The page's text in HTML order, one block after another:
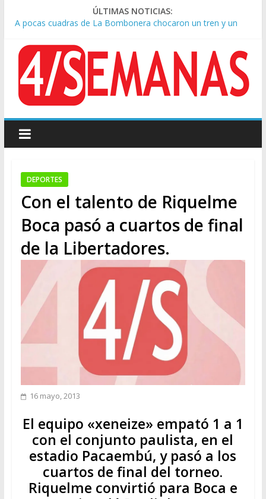
ÚLTIMAS NOTICIAS:
A pocas cuadras de La Bombonera chocaron un tren y un
colectivo: siete heridos
Día de San Cayetano: masiva marcha a Plaza de Mayo de
sindicatos y organizaciones sociales
Pesar por la muerte de Leandro Rud, histórico representante
y conductor de TV
Tras la aprobación de la ley de propiedad privada, Bullrich
apuntó: “Vino un poco endiablada”
Causa AFA: el juez Amarante calificó de “ficción judicial” el
traslado del expediente a Campana
DEPORTES
Con el talento de Riquelme
Boca pasó a cuartos de final
de la Libertadores.
16 mayo, 2013
El equipo «xeneize» empató 1 a 1
con el conjunto paulista, en el
estadio Pacaembú, y pasó a los
cuartos de final del torneo.
Riquelme convirtió para Boca e